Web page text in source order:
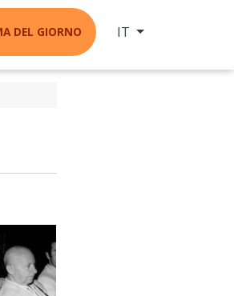
DEL GIORNO Seleziona la tua
IT